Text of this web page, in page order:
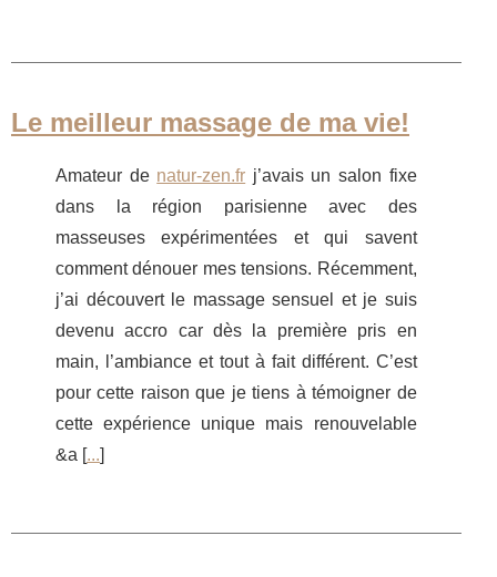
Le meilleur massage de ma vie!
Amateur de natur-zen.fr j’avais un salon fixe
dans la région parisienne avec des
masseuses expérimentées et qui savent
comment dénouer mes tensions. Récemment,
j’ai découvert le massage sensuel et je suis
devenu accro car dès la première pris en
main, l’ambiance et tout à fait différent. C’est
pour cette raison que je tiens à témoigner de
cette expérience unique mais renouvelable
&a [...]